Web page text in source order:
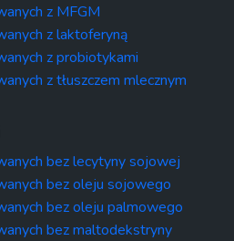
z MFGM
z laktoferyną
z probiotykami
z tłuszczem mlecznym
bez lecytyny sojowej
bez oleju sojowego
bez oleju palmowego
bez maltodekstryny